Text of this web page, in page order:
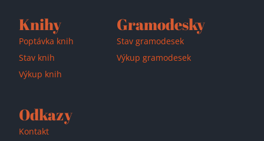
Knihy
Poptávka knih
Stav knih
Výkup knih
Gramodesky
Stav gramodesek
Výkup gramodesek
Odkazy
Kontakt